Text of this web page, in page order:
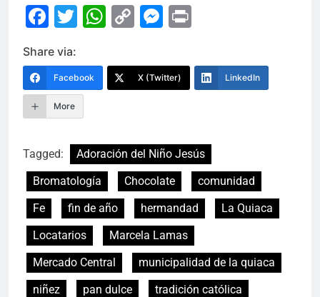
Facebook
Twitter
WhatsApp
CopyMessenger
Share via:
Facebook X (Twitter) LinkedIn
More
Tagged:
Adoración del Niño Jesús
Bromatología
Chocolate
comunidad
Fe
fin de año hermandad
La Quiaca
Locatarios
Marcela Lamas
Mercado Central
municipalidad de la quiaca
niñez
pan dulce tradición católica